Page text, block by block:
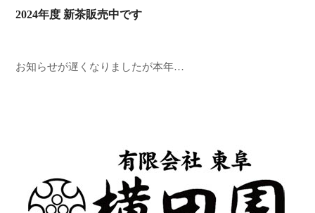
2024年度 新茶販売中です
お知らせが遅くなりましたが本年…